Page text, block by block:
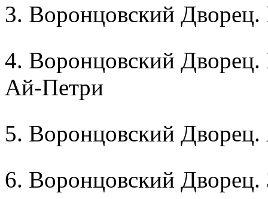
3. Воронцовский Дворец.
4. Воронцовский Дворец.
Ай-Петри
5. Воронцовский
6. Воронцовский